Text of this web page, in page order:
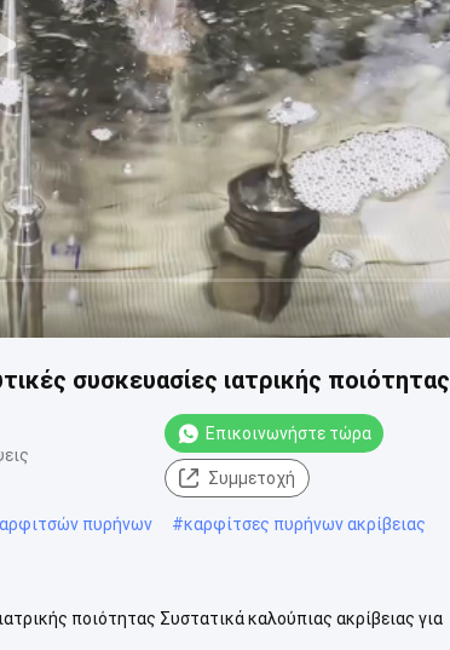
συσκευασίες ιατρικής ποιότητας
Επικοινωνήστε τώρα
Συμμετοχή
πυρήνων #καρφίτσες πυρήνων ακρίβειας
ποιότητας Συστατικά καλούπιας ακρίβειας για